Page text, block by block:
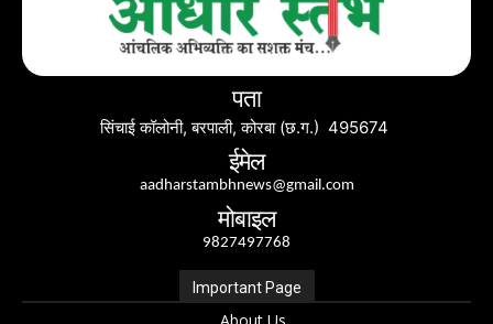
पता
सिंचाई कॉलोनी, बरपाली, कोरबा (छ.ग.) 495674
ईमेल
aadharstambhnews@gmail.com
मोबाइल
9827497768
Important Page